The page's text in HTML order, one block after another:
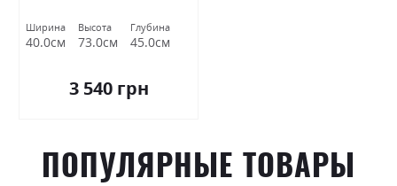
Ширина
40.0см
Высота
73.0см
Глубина
45.0см
3 540 грн
ПОПУЛЯРНЫЕ ТОВАРЫ